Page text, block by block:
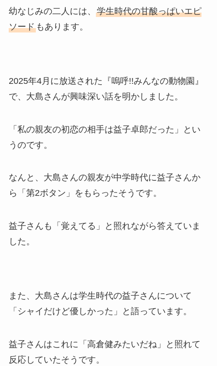
幼なじみの二人には、 学生時代の甘酸っぱいエピ
ソードもあります。
2025年4月に放送された『嗚呼!!みんなの動物園』
で、大島さんが興味深い話を明かしました。
「私の親友の初恋の相手は益子卓郎だった」とい
うのです。
なんと、大島さんの親友が中学時代に益子さんか
ら「第2ボタン」をもらったそうです。
益子さんも「覚えてる」と照れながら答えていま
した。
また、大島さんは学生時代の益子さんについて
「シャイだけど優しかった」と語っています。
益子さんはこれに「高倉健みたいだね」と照れて
反応していたそうです。